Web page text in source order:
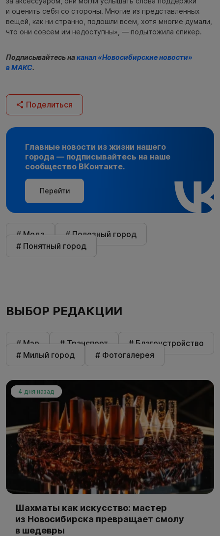
и оценить себя со стороны. Многие из представленных
вещей, как ни странно, подошли всем, хотя многие думали,
что они совсем им недоступны», — подытожила спикер.
Подписывайтесь наканал «Новосибирские новости»
в МАКС.
Поделиться
Главные новости из жизни нашего
города — подписывайтесь на наше
сообщество ВКонтакте.
Перейти
# Мода
# Полезный город
# Понятный город
ВЫБОР РЕДАКЦИИ
# Мэр # Транспорт
# Благоустройство
# Милый город
# Фотогалерея
4 дня назад
Шахматы как искусство: мастер
из Новосибирска превращает смолу
в шедевры